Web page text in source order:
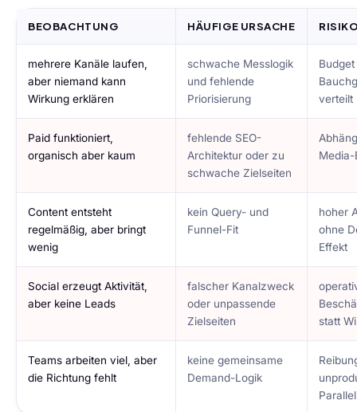
BEOBACHTUNG HÄUFIGE URSACHE
mehrere Kanäle laufen,
aber niemand kann
Wirkung erklären
schwache Messlogik
und fehlende
Priorisierung
verteilt
Paid funktioniert,
organisch aber kaum
fehlende SEO-
Architektur oder zu
schwache Zielseiten
Content entsteht
regelmäßig, aber bringt
wenig
kein Query- und
Funnel-Fit
hoher
ohne
Effekt
Social erzeugt Aktivität,
aber keine Leads
falscher Kanalzweck
oder unpassende
Zielseiten
statt
Teams arbeiten viel, aber
die Richtung fehlt
keine gemeinsame
Demand-Logik